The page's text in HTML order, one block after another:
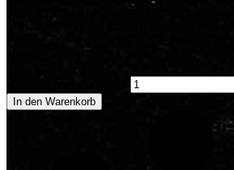
blandit elit velit vel nisi. Aliquam vel dictum
In den Warenkorb